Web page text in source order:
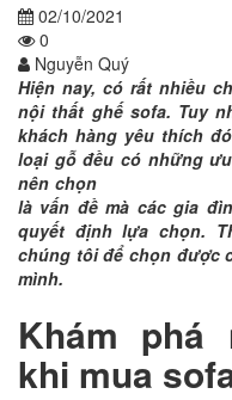
02/10/2021
0
Nguyễn Quý
Hiện nay, có rất nhiều
nội thất ghế sofa. Tuy
khách hàng yêu thích
loại gỗ đều có những
nên chọn
là vấn đề mà các gia
quyết định lựa chọn.
chúng tôi để chọn được
mình.
Khám phá
khi mua